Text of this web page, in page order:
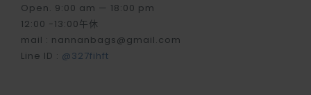
Open. 9:00 am — 18:00 pm
12:00 -13:00午休
mail : nannanbags@gmail.com
Line ID : @327fihft